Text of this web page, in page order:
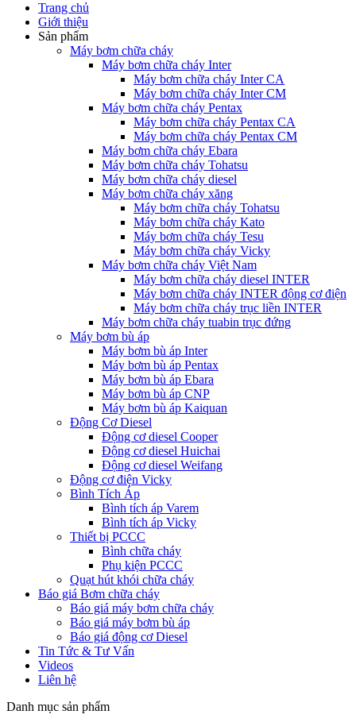
Trang chủ
Giới thiệu
Sản phẩm
Máy bơm chữa cháy
Máy bơm chữa cháy Inter
Máy bơm chữa cháy Inter CA
Máy bơm chữa cháy Inter CM
Máy bơm chữa cháy Pentax
Máy bơm chữa cháy Pentax CA
Máy bơm chữa cháy Pentax CM
Máy bơm chữa cháy Ebara
Máy bơm chữa cháy Tohatsu
Máy bơm chữa cháy diesel
Máy bơm chữa cháy xăng
Máy bơm chữa cháy Tohatsu
Máy bơm chữa cháy Kato
Máy bơm chữa cháy Tesu
Máy bơm chữa cháy Vicky
Máy bơm chữa cháy Việt Nam
Máy bơm chữa cháy diesel INTER
Máy bơm chữa cháy INTER động cơ điện
Máy bơm chữa cháy trục liền INTER
Máy bơm chữa cháy tuabin trục đứng
Máy bơm bù áp
Máy bơm bù áp Inter
Máy bơm bù áp Pentax
Máy bơm bù áp Ebara
Máy bơm bù áp CNP
Máy bơm bù áp Kaiquan
Động Cơ Diesel
Động cơ diesel Cooper
Động cơ diesel Huichai
Động cơ diesel Weifang
Động cơ điện Vicky
Bình Tích Áp
Bình tích áp Varem
Bình tích áp Vicky
Thiết bị PCCC
Bình chữa cháy
Phụ kiện PCCC
Quạt hút khói chữa cháy
Báo giá Bơm chữa cháy
Báo giá máy bơm chữa cháy
Báo giá máy bơm bù áp
Báo giá động cơ Diesel
Tin Tức & Tư Vấn
Videos
Liên hệ
Danh mục sản phẩm